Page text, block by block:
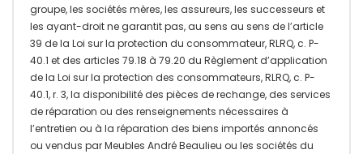
groupe, les sociétés mères, les assureurs, les successeurs et
les ayant-droit ne garantit pas, au sens au sens de l’article
39 de la Loi sur la protection du consommateur, RLRQ, c. P-
40.1 et des articles 79.18 à 79.20 du Règlement d’application
de la Loi sur la protection des consommateurs, RLRQ, c. P-
40.1, r. 3, la disponibilité des pièces de rechange, des services
de réparation ou des renseignements nécessaires à
l’entretien ou à la réparation des biens importés annoncés
ou vendus par Meubles André Beaulieu ou les sociétés du